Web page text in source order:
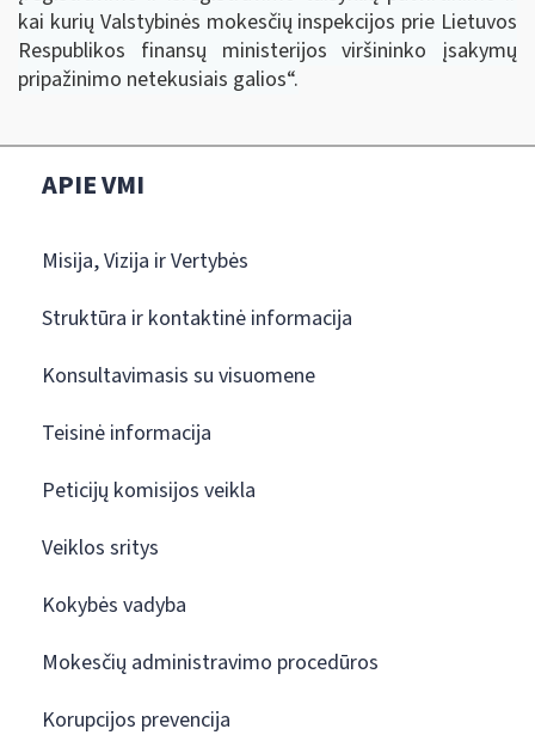
kai kurių Valstybinės mokesčių inspekcijos prie Lietuvos
Respublikos finansų ministerijos viršininko įsakymų
pripažinimo netekusiais galios“.
APIE VMI
Misija, Vizija ir Vertybės
Struktūra ir kontaktinė informacija
Konsultavimasis su visuomene
Teisinė informacija
Peticijų komisijos veikla
Veiklos sritys
Kokybės vadyba
Mokesčių administravimo procedūros
Korupcijos prevencija